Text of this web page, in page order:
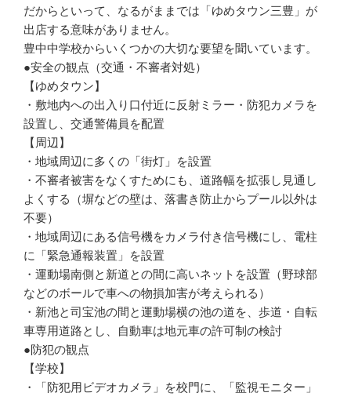
だからといって、なるがままでは「ゆめタウン三豊」が
出店する意味がありません。
豊中中学校からいくつかの大切な要望を聞いています。
●安全の観点（交通・不審者対処）
【ゆめタウン】
・敷地内への出入り口付近に反射ミラー・防犯カメラを
設置し、交通警備員を配置
【周辺】
・地域周辺に多くの「街灯」を設置
・不審者被害をなくすためにも、道路幅を拡張し見通し
よくする（塀などの壁は、落書き防止からプール以外は
不要）
・地域周辺にある信号機をカメラ付き信号機にし、電柱
に「緊急通報装置」を設置
・運動場南側と新道との間に高いネットを設置（野球部
などのボールで車への物損加害が考えられる）
・新池と司宝池の間と運動場横の池の道を、歩道・自転
車専用道路とし、自動車は地元車の許可制の検討
●防犯の観点
【学校】
・「防犯用ビデオカメラ」を校門に、「監視モニター」